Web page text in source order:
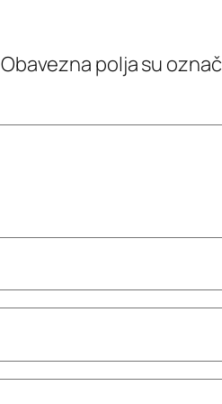
Obavezna polja su